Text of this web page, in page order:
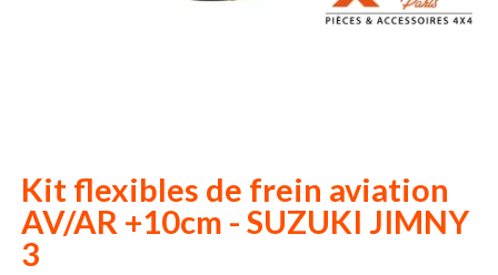
Kit flexibles de frein aviation
AV/AR +10cm - SUZUKI JIMNY
3